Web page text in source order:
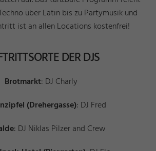
über Latin bis zu Partymusik und
ist an allen Locations kostenfrei!
DER DJS
Brotmarkt: DJ Charly
(Drehergasse): DJ Fred
: DJ Niklas Pilzer and Crew